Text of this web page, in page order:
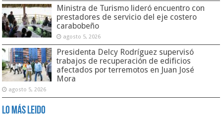
Ministra de Turismo lideró encuentro con
prestadores de servicio del eje costero
carabobeño
agosto 5, 2026
Presidenta Delcy Rodríguez supervisó
trabajos de recuperación de edificios
afectados por terremotos en Juan José
Mora
agosto 5, 2026
Lo Más Leido